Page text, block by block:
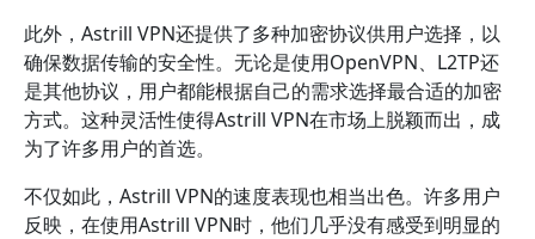
此外，Astrill VPN还提供了多种加密协议供用户选择，以
确保数据传输的安全性。无论是使用OpenVPN、L2TP还
是其他协议，用户都能根据自己的需求选择最合适的加密
方式。这种灵活性使得Astrill VPN在市场上脱颖而出，成
为了许多用户的首选。
不仅如此，Astrill VPN的速度表现也相当出色。许多用户
反映，在使用Astrill VPN时，他们几乎没有感受到明显的